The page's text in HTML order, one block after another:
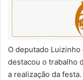
O deputado
destacou o trabalho
a realização da